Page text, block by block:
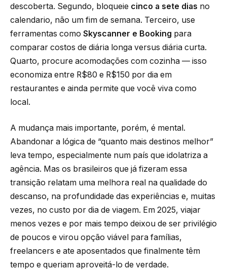
descoberta. Segundo, bloqueie cinco a sete dias no
calendario, não um fim de semana. Terceiro, use
ferramentas como Skyscanner e Booking para
comparar costos de diária longa versus diária curta.
Quarto, procure acomodações com cozinha — isso
economiza entre R$80 e R$150 por dia em
restaurantes e ainda permite que você viva como
local.
A mudança mais importante, porém, é mental.
Abandonar a lógica de “quanto mais destinos melhor”
leva tempo, especialmente num país que idolatriza a
agência. Mas os brasileiros que já fizeram essa
transição relatam uma melhora real na qualidade do
descanso, na profundidade das experiências e, muitas
vezes, no custo por dia de viagem. Em 2025, viajar
menos vezes e por mais tempo deixou de ser privilégio
de poucos e virou opção viável para famílias,
freelancers e ate aposentados que finalmente têm
tempo e queriam aproveitá-lo de verdade.